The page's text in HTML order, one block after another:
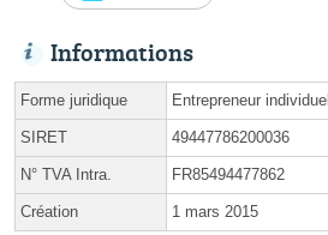
Informations
Forme juridique Entrepreneur individuel
SIRET 49447786200036
N° TVA Intra. FR85494477862
Création 1 mars 2015